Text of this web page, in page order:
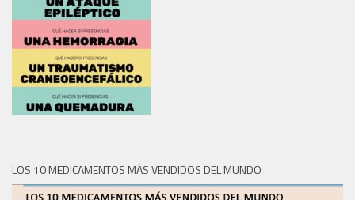
LOS 10 MEDICAMENTOS MÁS VENDIDOS DEL MUNDO